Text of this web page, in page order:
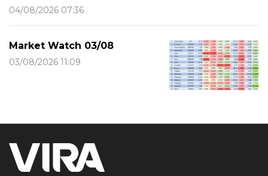
04/08/2026 07:36
Market Watch 03/08
03/08/2026 11:09